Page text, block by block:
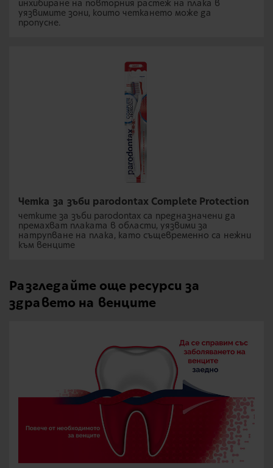
инхибиране на повторния растеж на плака в
уязвимите зони, които четкането може да
пропусне.
Четка за зъби parodontax Complete Protection
четките за зъби parodontax са предназначени да
премахват плаката в области, уязвими за
натрупване на плака, като същевременно са нежни
към венците
Разгледайте още ресурси за
здравето на венците